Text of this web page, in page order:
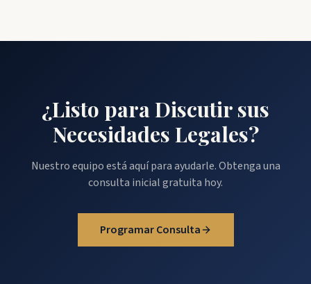
¿Listo para Discutir sus
Necesidades Legales?
Nuestro equipo está aquí para ayudarle. Obtenga una
consulta inicial gratuita hoy.
Programar Consulta